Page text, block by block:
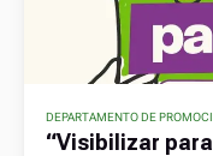
DEPARTAMENTO DE
“Visibilizar